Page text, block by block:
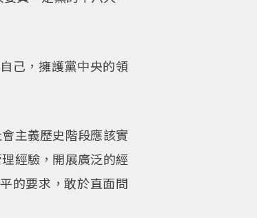
己，擁護黨中央的領
主義歷史階段應該實
經驗，開展廣泛的經
的要求，敢於直面問